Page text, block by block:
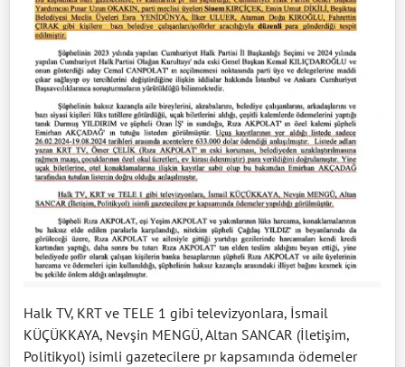
Halk TV, KRT ve TELE 1 gibi televizyonlara, İsmail
KÜÇÜKKAYA, Nevşin MENGÜ, Altan SANCAR (İletişim,
Politikyol) isimli gazetecilere pr kapsamında ödemeler